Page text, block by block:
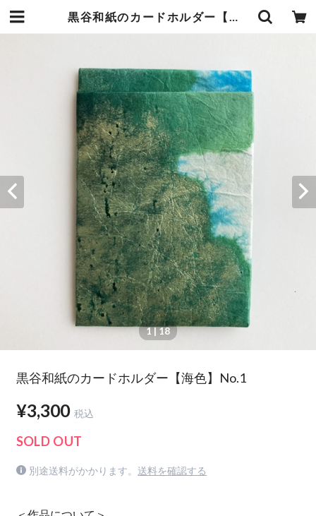
黒谷和紙のカードホルダー【海色】No.1 | 暮らしの中の和紙のかたち
1| 18
黒谷和紙のカードホルダー【海色】No.1
¥3,300 税込
SOLD OUT
別途送料がかかります。 送料を確認する